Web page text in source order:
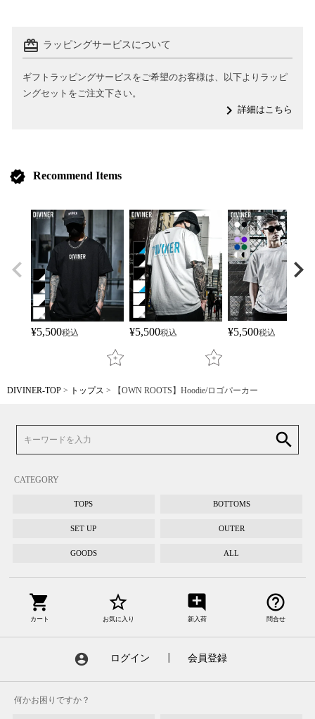
card_giftcard ラッピングサービスについて
ギフトラッピングサービスをご希望のお客様は、以下よりラッピ
ングセットをご注文下さい。
navigate_next詳細はこちら
verified Recommend Items
¥5,500税込 ¥5,500税込 ¥5,500税込
DIVINER-TOP トップス 【OWN ROOTS】Hoodie/ロゴパーカー
search
CATEGORY
TOPS BOTTOMS
SET UP OUTER
GOODS ALL
shopping_cart
カート
star_border
お気に入り
add_comment
新入荷
help_outline
問合せ
account_circle ログイン 会員登録
何かお困りですか？